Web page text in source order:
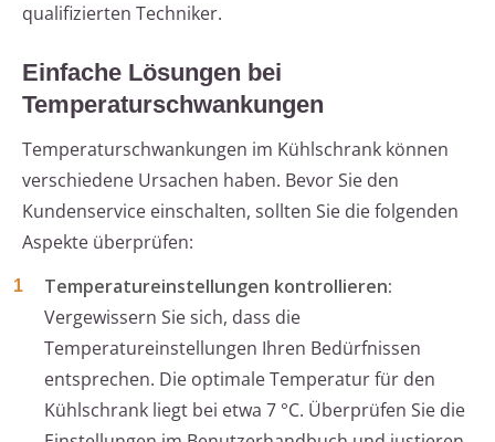
qualifizierten Techniker.
Einfache Lösungen bei
Temperaturschwankungen
Temperaturschwankungen im Kühlschrank können
verschiedene Ursachen haben. Bevor Sie den
Kundenservice einschalten, sollten Sie die folgenden
Aspekte überprüfen:
Temperatureinstellungen kontrollieren:
Vergewissern Sie sich, dass die
Temperatureinstellungen Ihren Bedürfnissen
entsprechen. Die optimale Temperatur für den
Kühlschrank liegt bei etwa 7 °C. Überprüfen Sie die